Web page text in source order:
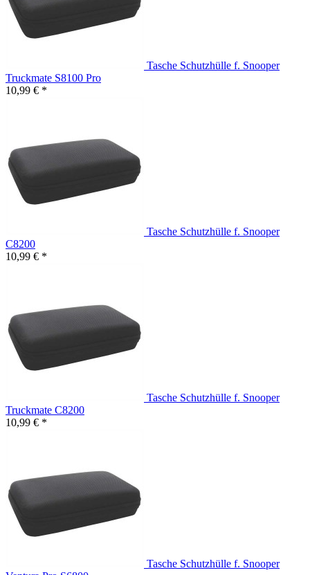
Tasche Schutzhülle f. Snooper
Truckmate S8100 Pro
10,99 € *
Tasche Schutzhülle f. Snooper
C8200
10,99 € *
Tasche Schutzhülle f. Snooper
Truckmate C8200
10,99 € *
Tasche Schutzhülle f. Snooper